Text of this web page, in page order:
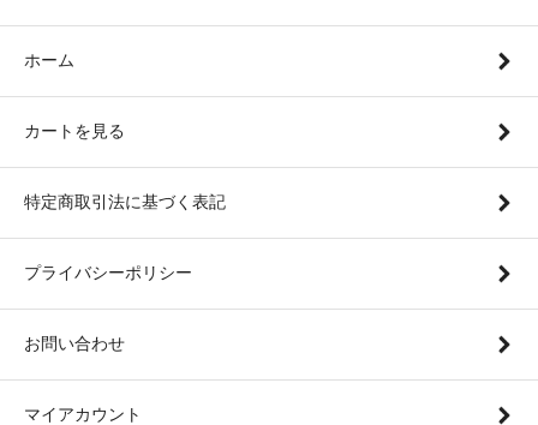
ホーム
カートを見る
特定商取引法に基づく表記
プライバシーポリシー
お問い合わせ
マイアカウント